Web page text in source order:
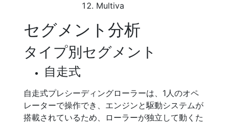
Multiva
セグメント分析
タイプ別セグメント
自走式
自走式プレシーディングローラーは、1人のオペ
レーターで操作でき、エンジンと駆動システムが
搭載されているため、ローラーが独立して動くた